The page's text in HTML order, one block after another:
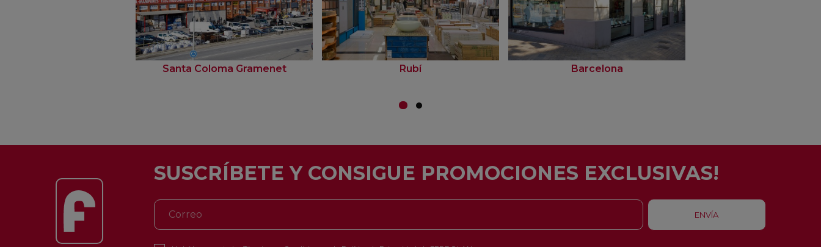
Santa Coloma Gramenet Rubí Barcelona
SUSCRÍBETE Y CONSIGUE PROMOCIONES EXCLUSIVAS!